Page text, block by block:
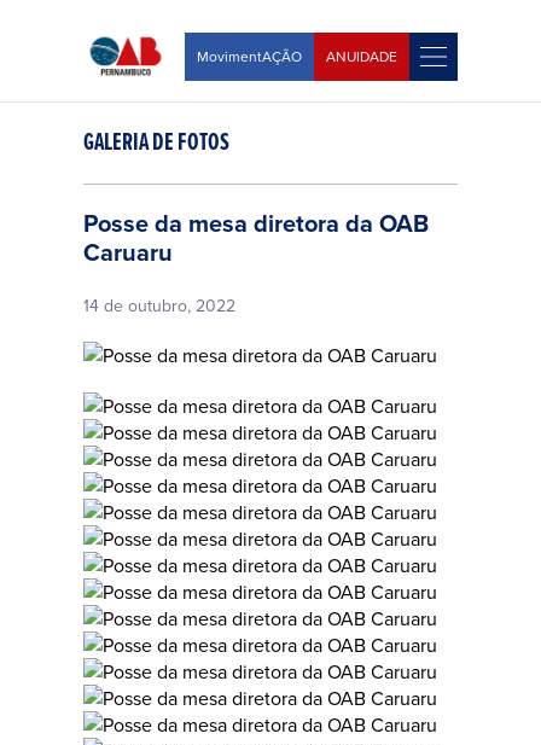
MovimentAÇÃO ANUIDADE
GALERIA DE FOTOS
Posse da mesa diretora da OAB
Caruaru
14 de outubro, 2022